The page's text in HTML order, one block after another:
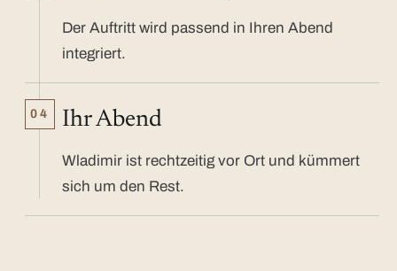
Der Auftritt wird passend in Ihren Abend
integriert.
04 Ihr Abend
Wladimir ist rechtzeitig vor Ort und kümmert
sich um den Rest.